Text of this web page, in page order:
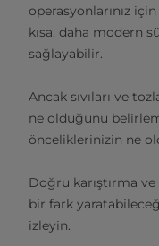
operasyonlarınız
kısa, daha modern
sağlayabilir.
Ancak sıvıları ve
ne olduğunu
önceliklerinizin ne
Doğru karıştırma
bir fark
izleyin.